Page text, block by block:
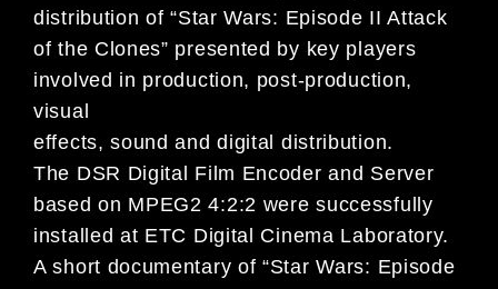
distribution of “Star Wars: Episode II Attack
of the Clones” presented by key players
involved in production, post-production,
visual
effects, sound and digital distribution.
The DSR Digital Film Encoder and Server
based on MPEG2 4:2:2 were successfully
installed at ETC Digital Cinema Laboratory.
A short documentary of “Star Wars: Episode